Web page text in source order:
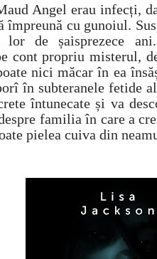
Angel erau infecți,
împreună cu gunoiul.
lor de șaisprezece
cont propriu misterul,
nici măcar în ea
în subteranele fetide
întunecate și va
familia în care a
pielea cuiva din